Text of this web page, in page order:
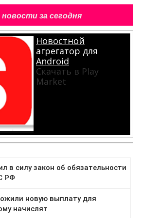
новости за сегодня
Новостной
агрегатор для
Android
Скачать в Play
Market